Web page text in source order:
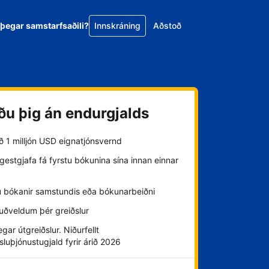
samstarfsaðili? Innskráning Aðstoð
þig án endurgjalds
1 milljón USD eignatjónsvernd
fá fyrstu bókunina sína innan einnar
bókanir samstundis eða bókunarbeiðni
þér greiðslur
útgreiðslur. Niðurfellt
fyrir árið 2026